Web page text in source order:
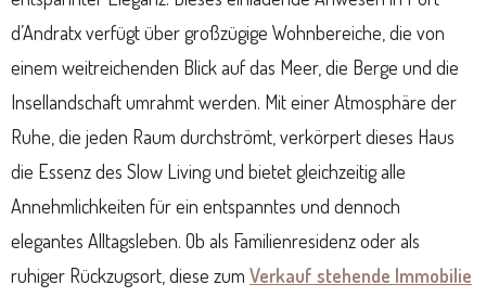
d’Andratx verfügt über großzügige Wohnbereiche, die von
einem weitreichenden Blick auf das Meer, die Berge und die
Insellandschaft umrahmt werden. Mit einer Atmosphäre der
Ruhe, die jeden Raum durchströmt, verkörpert dieses Haus
die Essenz des Slow Living und bietet gleichzeitig alle
Annehmlichkeiten für ein entspanntes und dennoch
elegantes Alltagsleben. Ob als Familienresidenz oder als
ruhiger Rückzugsort, diese zum Verkauf stehende Immobilie